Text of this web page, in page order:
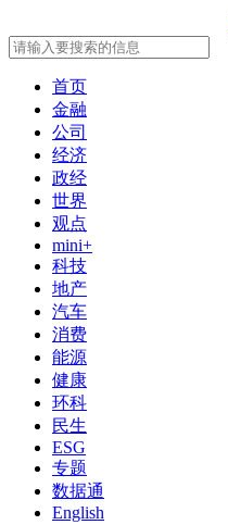
首页
金融
公司
经济
政经
世界
观点
mini+
科技
地产
汽车
消费
能源
健康
环科
民生
ESG
专题
数据通
English